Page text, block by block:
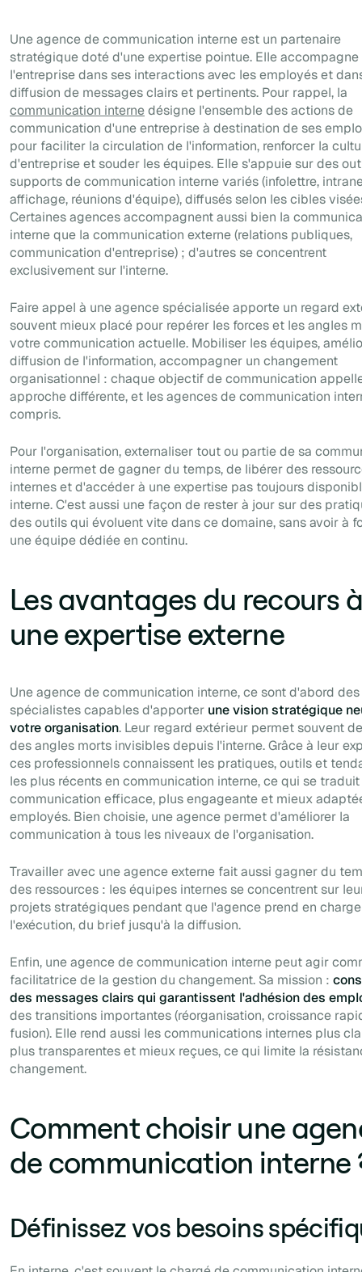
Une agence de communication interne est un partenaire
stratégique doté d'une expertise pointue. Elle accompagne
l'entreprise dans ses interactions avec les employés et
diffusion de messages clairs et pertinents. Pour rappel, la
communication internedésigne l'ensemble des actions de
communication d'une entreprise à destination de ses
pour faciliter la circulation de l'information, renforcer la
d'entreprise et souder les équipes. Elle s'appuie sur des
supports de communication interne variés (infolettre,
affichage, réunions d'équipe), diffusés selon les cibles
Certaines agences accompagnent aussi bien la
interne que la communication externe (relations publiques,
communication d'entreprise) ; d'autres se concentrent
exclusivement sur l'interne.
Faire appel à une agence spécialisée apporte un regard
souvent mieux placé pour repérer les forces et les angles
votre communication actuelle. Mobiliser les équipes,
diffusion de l'information, accompagner un changement
organisationnel : chaque objectif de communication
approche différente, et les agences de communication
compris.
Pour l'organisation, externaliser tout ou partie de sa
interne permet de gagner du temps, de libérer des
internes et d'accéder à une expertise pas toujours
interne. C'est aussi une façon de rester à jour sur des
des outils qui évoluent vite dans ce domaine, sans avoir à
une équipe dédiée en continu.
Les avantages du recours
une expertise externe
Une agence de communication interne, ce sont d'abord des
spécialistes capables d'apporter une vision stratégique
votre organisation. Leur regard extérieur permet souvent
des angles morts invisibles depuis l'interne. Grâce à leur
ces professionnels connaissent les pratiques, outils et
les plus récents en communication interne, ce qui se
communication efficace, plus engageante et mieux
employés. Bien choisie, une agence permet d'améliorer la
communication à tous les niveaux de l'organisation.
Travailler avec une agence externe fait aussi gagner du
des ressources : les équipes internes se concentrent sur
projets stratégiques pendant que l'agence prend en charge
l'exécution, du brief jusqu'à la diffusion.
Enfin, une agence de communication interne peut agir
facilitatrice de la gestion du changement. Sa mission :
des messages clairs qui garantissent l'adhésion des
des transitions importantes (réorganisation, croissance
fusion). Elle rend aussi les communications internes plus
plus transparentes et mieux reçues, ce qui limite la
changement.
Comment choisir une
de communication interne
Définissez vos besoins